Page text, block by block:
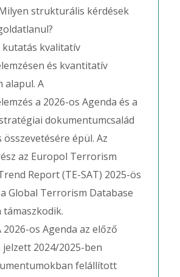
strukturális kérdések
kutatás kvalitatív
és kvantitatív
alapul. A
a 2026-os Agenda és a
dokumentumcsalád
épül. Az
az Europol Terrorism
Report (TE-SAT) 2025-ös
Global Terrorism Database
támaszkodik.
2026-os Agenda az előző
2024/2025-ben
felállított